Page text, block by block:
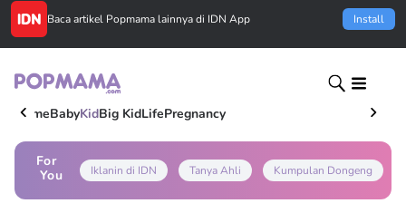
Baca artikel Popmama lainnya di IDN App Install
HomeBabyKidBig KidLifePregnancy
For
You
Iklanin di IDN Tanya Ahli Kumpulan Dongeng